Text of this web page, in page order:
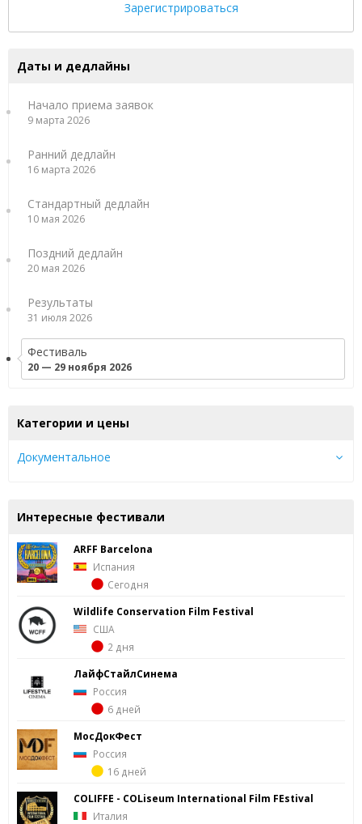
Зарегистрироваться
Даты и дедлайны
Начало приема заявок
9 марта 2026
Ранний дедлайн
16 марта 2026
Стандартный дедлайн
10 мая 2026
Поздний дедлайн
20 мая 2026
Результаты
31 июля 2026
Фестиваль
20 — 29 ноября 2026
Категории и цены
Документальное
Интересные фестивали
ARFF Barcelona
Испания
Сегодня
Wildlife Conservation Film Festival
США
2 дня
ЛайфСтайлСинема
Россия
6 дней
МосДокФест
Россия
16 дней
COLIFFE - COLiseum International Film FEstival
Италия